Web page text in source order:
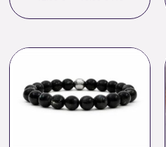
14.00 €
à
18.00 €